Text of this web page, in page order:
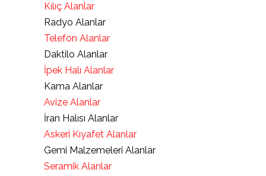
Kılıç Alanlar
Radyo Alanlar
Telefon Alanlar
Daktilo Alanlar
İpek Halı Alanlar
Kama Alanlar
Avize Alanlar
İran Halısı Alanlar
Askeri Kıyafet Alanlar
Gemi Malzemeleri Alanlar
Seramik Alanlar